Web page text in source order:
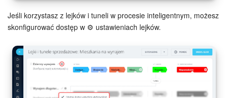
Jeśli korzystasz z lejków i tuneli w procesie inteligentnym, możesz
skonfigurować dostęp w ⚙️ ustawieniach lejków.